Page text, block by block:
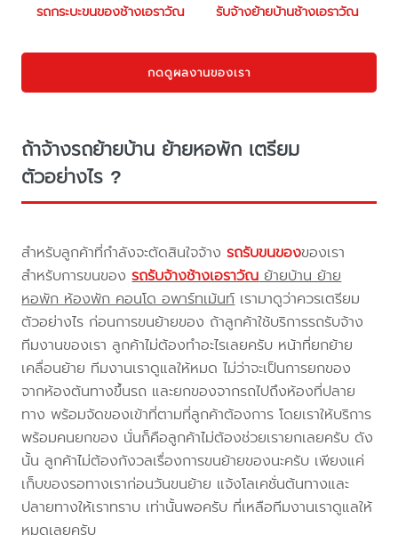
รถกระบะขนของช้างเอราวัณ รับจ้างย้ายบ้านช้างเอราวัณ
กดดูผลงานของเรา
ถ้าจ้างรถย้ายบ้าน ย้ายหอพัก เตรียม
ตัวอย่างไร ?
สำหรับลูกค้าที่กำลังจะตัดสินใจจ้างรถรับขนของของเรา
สำหรับการขนของรถรับจ้างช้างเอราวัณย้ายบ้าน ย้าย
หอพัก ห้องพัก คอนโด อพาร์ทเม้นท์เรามาดูว่าควรเตรียม
ตัวอย่างไร ก่อนการขนย้ายของ ถ้าลูกค้าใช้บริการรถรับจ้าง
ทีมงานของเรา ลูกค้าไม่ต้องทำอะไรเลยครับ หน้าที่ยกย้าย
เคลื่อนย้าย ทีมงานเราดูแลให้หมด ไม่ว่าจะเป็นการยกของ
จากห้องต้นทางขึ้นรถ และยกของจากรถไปถึงห้องที่ปลาย
ทาง พร้อมจัดของเข้าที่ตามที่ลูกค้าต้องการ โดยเราให้บริการ
พร้อมคนยกของ นั่นก็คือลูกค้าไม่ต้องช่วยเรายกเลยครับ ดัง
นั้น ลูกค้าไม่ต้องกังวลเรื่องการขนย้ายของนะครับ เพียงแค่
เก็บของรอทางเราก่อนวันขนย้าย แจ้งโลเคชั่นต้นทางและ
ปลายทางให้เราทราบ เท่านั้นพอครับ ที่เหลือทีมงานเราดูแลให้
หมดเลยครับ